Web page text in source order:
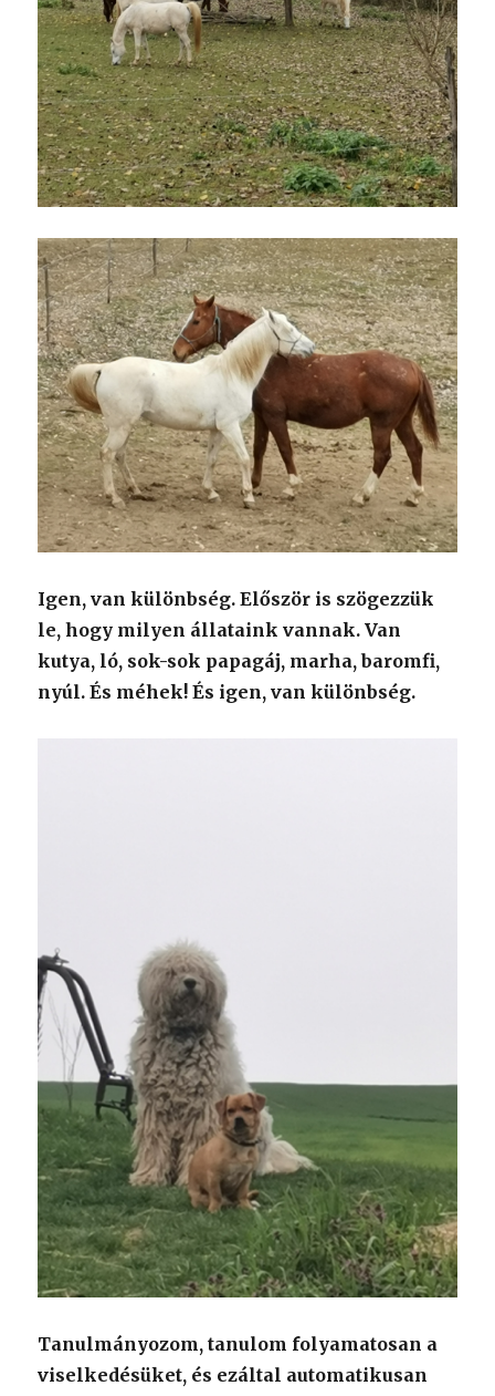
Igen, van különbség. Először is szögezzük
le, hogy milyen állataink vannak. Van
kutya, ló, sok-sok papagáj, marha, baromfi,
nyúl. És méhek! És igen, van különbség.
Tanulmányozom, tanulom folyamatosan a
viselkedésüket, és ezáltal automatikusan